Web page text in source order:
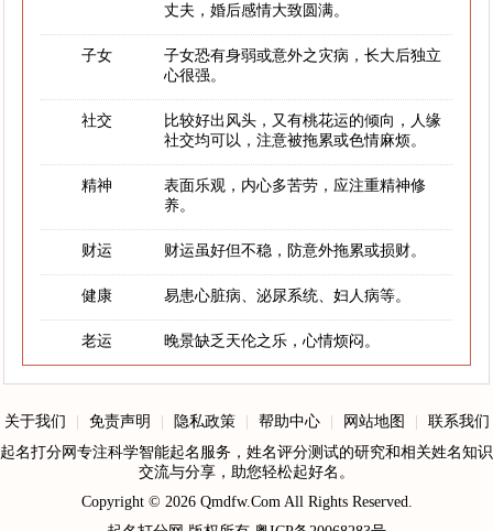
丈夫，婚后感情大致圆满。
子女
子女恐有身弱或意外之灾病，长大后独立
心很强。
社交
比较好出风头，又有桃花运的倾向，人缘
社交均可以，注意被拖累或色情麻烦。
精神
表面乐观，内心多苦劳，应注重精神修
养。
财运 财运虽好但不稳，防意外拖累或损财。
健康 易患心脏病、泌尿系统、妇人病等。
老运 晚景缺乏天伦之乐，心情烦闷。
关于我们 免责声明 隐私政策 帮助中心 网站地图
联系我们
起名打分网专注科学智能起名服务，姓名评分测试的研究和相关姓名知识
交流与分享，助您轻松起好名。
Copyright © 2026 Qmdfw.ComAll Rights Reserved.